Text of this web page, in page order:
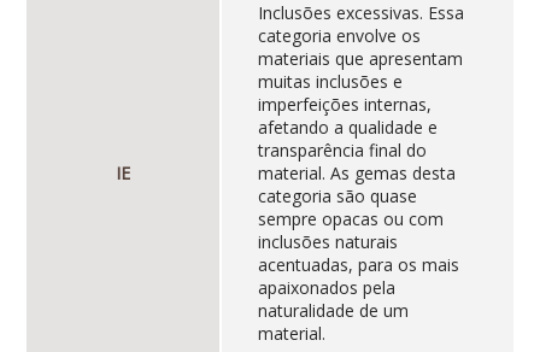
IE
Inclusões excessivas. Essa
categoria envolve os
materiais que apresentam
muitas inclusões e
imperfeições internas,
afetando a qualidade e
transparência final do
material. As gemas desta
categoria são quase
sempre opacas ou com
inclusões naturais
acentuadas, para os mais
apaixonados pela
naturalidade de um
material.